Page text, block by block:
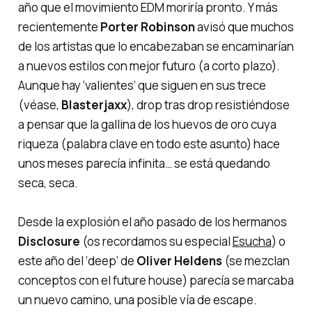
año que el movimiento EDM moriría pronto. Y más
recientemente Porter Robinsonavisó que muchos
de los artistas que lo encabezaban se encaminarían
a nuevos estilos con mejor futuro (a corto plazo).
Aunque hay ‘valientes’ que siguen en sustrece
(véase, Blasterjaxx), drop tras dropresistiéndose
a pensar que la gallina de los huevos de orocuya
riqueza (palabra clave en todo este asunto) hace
unos meses parecía infinita… se está quedando
seca, seca.
Desde la explosión el año pasado de los hermanos
Disclosure (os recordamos su especialEsucha) o
este año del ‘deep’ de Oliver Heldens(se mezclan
conceptos con elfuture house) parecía se marcaba
un nuevo camino, una posible vía de escape.